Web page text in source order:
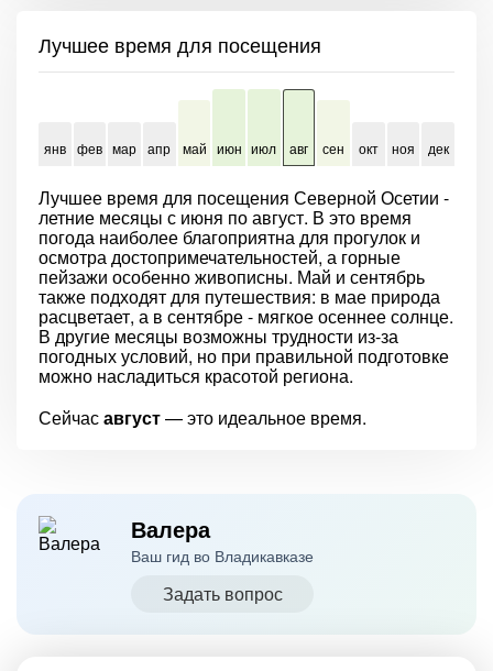
Лучшее время для посещения
янв фев мар апр май июн июл авг сен окт ноя дек
Лучшее время для посещения Северной Осетии -
летние месяцы с июня по август. В это время
погода наиболее благоприятна для прогулок и
осмотра достопримечательностей, а горные
пейзажи особенно живописны. Май и сентябрь
также подходят для путешествия: в мае природа
расцветает, а в сентябре - мягкое осеннее солнце.
В другие месяцы возможны трудности из-за
погодных условий, но при правильной подготовке
можно насладиться красотой региона.
Сейчасавгуст— это идеальное время.
Валера
Ваш гид во Владикавказе
Задать вопрос